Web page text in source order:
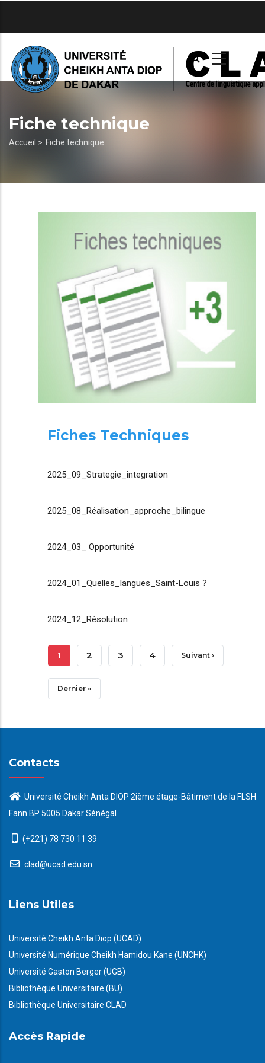
principal
Fiche technique
Fil
Accueil > Fiche technique
Fiches Techniques
2025_09_Strategie_integration
2025_08_Réalisation_approche_bilingue
2024_03_ Opportunité
2024_01_Quelles_langues_Saint-Louis ?
2024_12_Résolution
Pagination
Page
Courante
1 Page
2 Page
3 Page
4 Page
Suivant ›
Dernière
Dernier »
Contacts
Université Cheikh Anta DIOP 2ième étage-Bâtiment de la FLSH
Fann BP 5005 Dakar Sénégal
(+221) 78 730 11 39
clad@ucad.edu.sn
Liens Utiles
Université Cheikh Anta Diop (UCAD)
Université Numérique Cheikh Hamidou Kane (UNCHK)
Université Gaston Berger (UGB)
Bibliothèque Universitaire (BU)
Bibliothèque Universitaire CLAD
Accès Rapide